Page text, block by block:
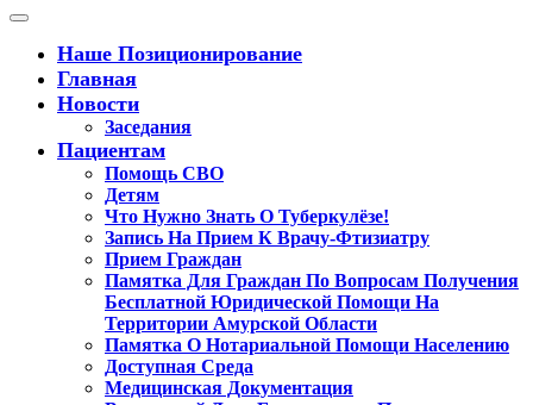
Кнопка
ОткрытьНаше Позиционирование
Главная
Новости
Заседания
Пациентам
Помощь СВО
Детям
Что Нужно Знать О Туберкулёзе!
Запись На Прием К Врачу-Фтизиатру
Прием Граждан
Памятка Для Граждан По Вопросам Получения
Бесплатной Юридической Помощи На
Территории Амурской Области
Памятка О Нотариальной Помощи Населению
Доступная Среда
Медицинская Документация